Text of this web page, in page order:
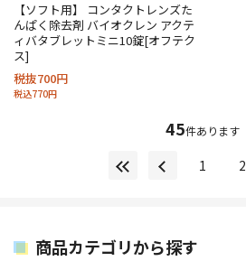
【ソフト用】 コンタクトレンズた
んぱく除去剤 バイオクレン アクテ
ィバタブレットミニ10錠[オフテク
ス]
税抜700円
税込770円
45件あります
1 2
商品カテゴリから探す